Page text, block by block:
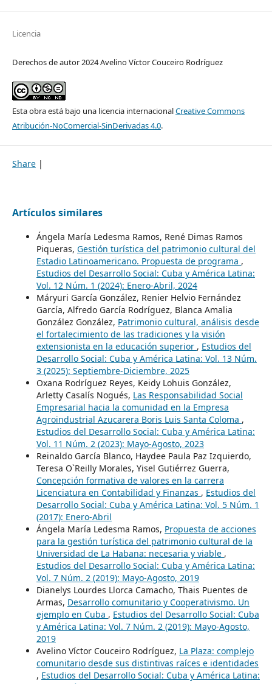
Licencia
Derechos de autor 2024 Avelino Víctor Couceiro Rodríguez
Esta obra está bajo una licencia internacionalCreative Commons
Atribución-NoComercial-SinDerivadas 4.0.
Share |
Artículos similares
Ángela María Ledesma Ramos, René Dimas Ramos
Piqueras, Gestión turística del patrimonio cultural del
Estadio Latinoamericano. Propuesta de programa ,
Estudios del Desarrollo Social: Cuba y América Latina:
Vol. 12 Núm. 1 (2024): Enero-Abril, 2024
Máryuri García González, Renier Helvio Fernández
García, Alfredo García Rodríguez, Blanca Amalia
González González, Patrimonio cultural, análisis desde
el fortalecimiento de las tradiciones y la visión
extensionista en la educación superior , Estudios del
Desarrollo Social: Cuba y América Latina: Vol. 13 Núm.
3 (2025): Septiembre-Diciembre, 2025
Oxana Rodríguez Reyes, Keidy Lohuis González,
Arletty Casalís Nogués, Las Responsabilidad Social
Empresarial hacia la comunidad en la Empresa
Agroindustrial Azucarera Boris Luis Santa Coloma ,
Estudios del Desarrollo Social: Cuba y América Latina:
Vol. 11 Núm. 2 (2023): Mayo-Agosto, 2023
Reinaldo García Blanco, Haydee Paula Paz Izquierdo,
Teresa O`Reilly Morales, Yisel Gutiérrez Guerra,
Concepción formativa de valores en la carrera
Licenciatura en Contabilidad y Finanzas , Estudios del
Desarrollo Social: Cuba y América Latina: Vol. 5 Núm. 1
(2017): Enero-Abril
Ángela María Ledesma Ramos, Propuesta de acciones
para la gestión turística del patrimonio cultural de la
Universidad de La Habana: necesaria y viable ,
Estudios del Desarrollo Social: Cuba y América Latina:
Vol. 7 Núm. 2 (2019): Mayo-Agosto, 2019
Dianelys Lourdes Llorca Camacho, Thais Puentes de
Armas, Desarrollo comunitario y Cooperativismo. Un
ejemplo en Cuba , Estudios del Desarrollo Social: Cuba
y América Latina: Vol. 7 Núm. 2 (2019): Mayo-Agosto,
2019
Avelino Víctor Couceiro Rodríguez, La Plaza: complejo
comunitario desde sus distintivas raíces e identidades
, Estudios del Desarrollo Social: Cuba y América Latina: